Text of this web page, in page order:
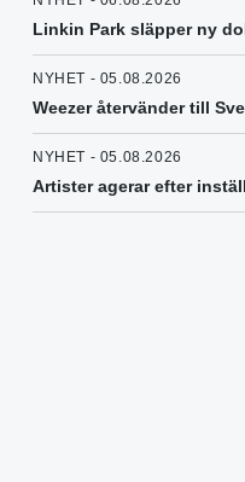
Linkin Park släpper ny
NYHET - 05.08.2026
Weezer återvänder till
NYHET - 05.08.2026
Artister agerar efter